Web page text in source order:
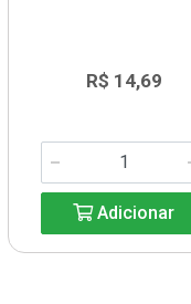
R$ 14,69
Adicionar